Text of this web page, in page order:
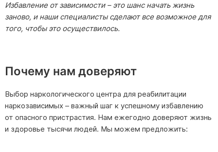
Избавление от зависимости – это шанс начать жизнь
заново, и наши специалисты сделают все возможное для
того, чтобы это осуществилось.
Почему нам доверяют
Выбор наркологического центра для реабилитации
наркозависимых – важный шаг к успешному избавлению
от опасного пристрастия. Нам ежегодно доверяют жизнь
и здоровье тысячи людей. Мы можем предложить: